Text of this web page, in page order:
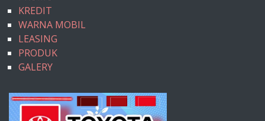
KREDIT
WARNA MOBIL
LEASING
PRODUK
GALERY